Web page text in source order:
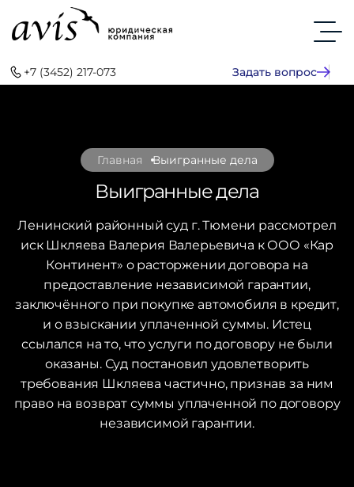
+7 (3452) 217-073 Задать вопрос
Главная Выигранные дела
Выигранные дела
Ленинский районный суд г. Тюмени рассмотрел
иск Шкляева Валерия Валерьевича к ООО «Кар
Континент» о расторжении договора на
предоставление независимой гарантии,
заключённого при покупке автомобиля в кредит,
и о взыскании уплаченной суммы. Истец
ссылался на то, что услуги по договору не были
оказаны. Суд постановил удовлетворить
требования Шкляева частично, признав за ним
право на возврат суммы уплаченной по договору
независимой гарантии.